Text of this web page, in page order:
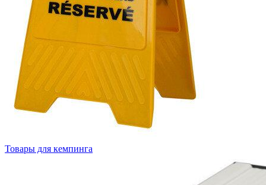
Товары для кемпинга